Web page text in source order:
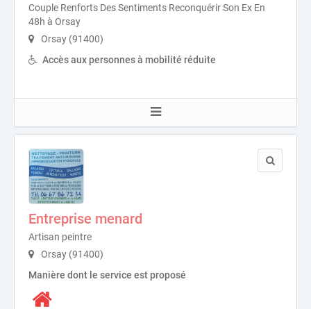
Couple Renforts Des Sentiments Reconquérir Son Ex En
48h à Orsay
Orsay (91400)
Accès aux personnes à mobilité réduite
Entreprise menard
Artisan peintre
Orsay (91400)
Manière dont le service est proposé